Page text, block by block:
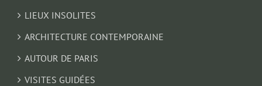
LIEUX INSOLITES
ARCHITECTURE CONTEMPORAINE
AUTOUR DE PARIS
VISITES GUIDÉES